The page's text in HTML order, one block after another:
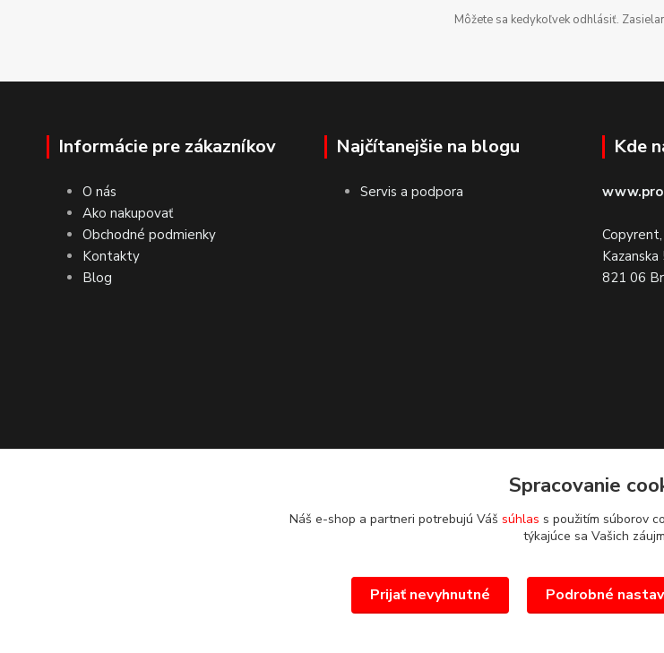
Môžete sa kedykoľvek odhlásiť.
Informácie pre zákazníkov
O nás
Ako nakupovať
Obchodné podmienky
Kontakty
Blog
Najčítanejšie na blogu
Servis a podpora
Kde
Copyrent,
Kazanska
821 06
Spracovanie
Náš e-shop a partneri potrebujú Váš súhlas s použitím súborov
týkajúce sa Vašich
Prijať nevyhnutné Podrobné